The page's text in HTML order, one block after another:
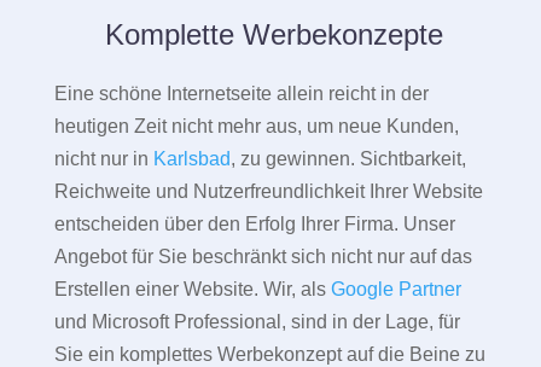
Komplette Werbekonzepte
Eine schöne Internetseite allein reicht in der
heutigen Zeit nicht mehr aus, um neue Kunden,
nicht nur in Karlsbad, zu gewinnen. Sichtbarkeit,
Reichweite und Nutzerfreundlichkeit Ihrer Website
entscheiden über den Erfolg Ihrer Firma. Unser
Angebot für Sie beschränkt sich nicht nur auf das
Erstellen einer Website. Wir, als Google Partner
und Microsoft Professional, sind in der Lage, für
Sie ein komplettes Werbekonzept auf die Beine zu